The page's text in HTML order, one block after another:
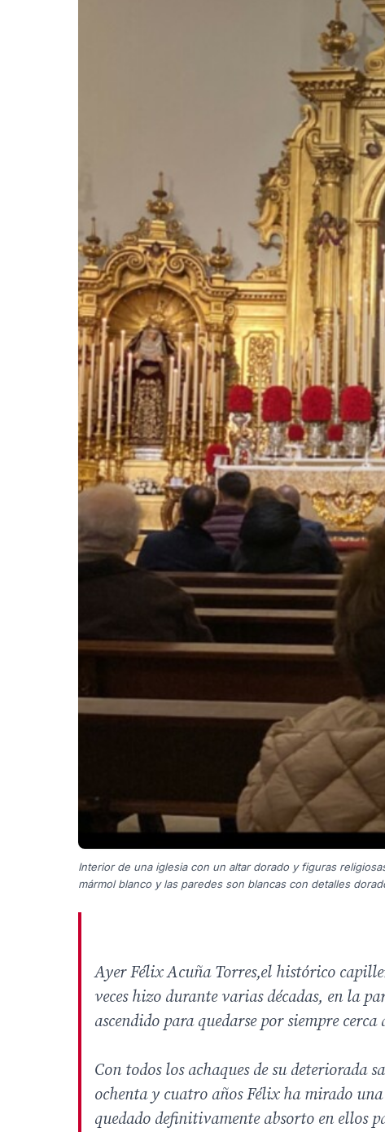
Interior de una iglesia con un altar dorado y figuras
mármol blanco y las paredes son blancas con detalles
Ayer Félix Acuña Torres,el histórico
veces hizo durante varias décadas, en la
ascendido para quedarse por siempre cerca
Con todos los achaques de su deteriorada
ochenta y cuatro años Félix ha mirado
quedado definitivamente absorto en ellos